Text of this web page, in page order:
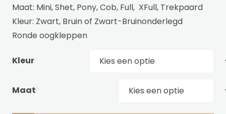
Maat: Mini, Shet, Pony, Cob, Full, XFull, Trekpaard
Kleur: Zwart, Bruin of Zwart-Bruinonderlegd
Ronde oogkleppen
Kleur
Maat